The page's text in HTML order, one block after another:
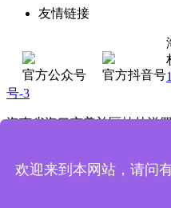
友情链接
官方公众号 官方抖音号
号-3
海南省海口市美兰区桂林洋
技术支持：魔方科技
欢迎来到本网站，请问